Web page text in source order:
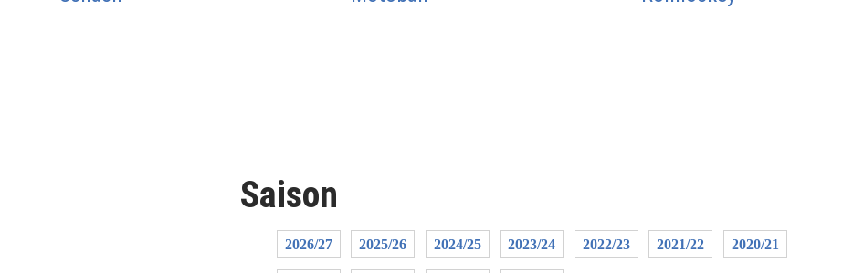
Saison
2026/27 2025/26 2024/25 2023/24 2022/23 2021/22 2020/21